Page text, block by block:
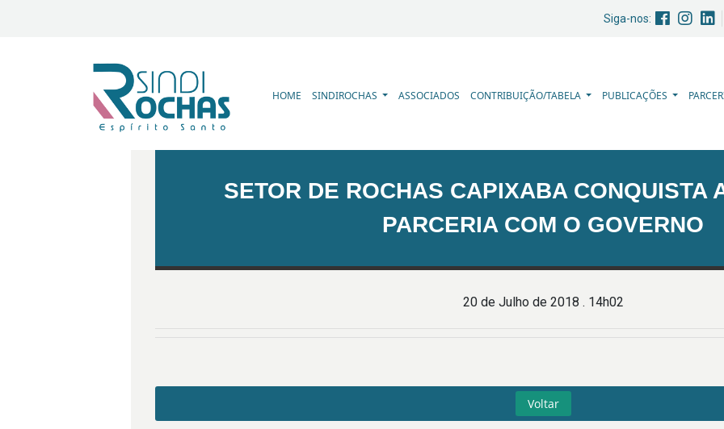
Siga-nos:
HOME SINDIROCHAS ASSOCIADOS CONTRIBUIÇÃO/TABELA PUBLICAÇÕES
SETOR DE ROCHAS CAPIXABA CONQUISTA
PARCERIA COM O GOVERNO
20 de Julho de 2018 . 14h02
Voltar